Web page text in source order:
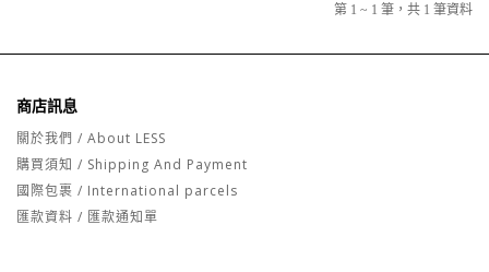
第 1 ~ 1 筆，共 1 筆資料
商店訊息
關於我們 / About LESS
購買須知 / Shipping And Payment
國際包裹 / International parcels
匯款資料 / 匯款通知單